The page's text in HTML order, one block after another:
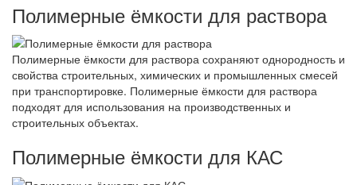
Полимерные ёмкости для раствора
Полимерные ёмкости для раствора сохраняют однородность и
свойства строительных, химических и промышленных смесей
при транспортировке. Полимерные ёмкости для раствора
подходят для использования на производственных и
строительных объектах.
Полимерные ёмкости для КАС